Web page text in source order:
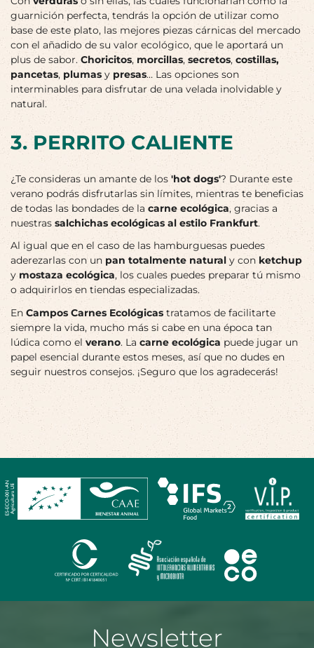
guarnición perfecta, tendrás la opción de utilizar como
base de este plato, las mejores piezas cárnicas del mercado
con el añadido de su valor ecológico, que le aportará un
plus de sabor. Choricitos, morcillas, secretos, costillas,
pancetas, plumas y presas… Las opciones son
interminables para disfrutar de una velada inolvidable y
natural.
3. PERRITO CALIENTE
¿Te consideras un amante de los 'hot dogs'? Durante este
verano podrás disfrutarlas sin límites, mientras te beneficias
de todas las bondades de la carne ecológica, gracias a
nuestras salchichas ecológicas al estilo Frankfurt.
Al igual que en el caso de las hamburguesas puedes
aderezarlas con un pan totalmente natural y con ketchup
ymostaza ecológica, los cuales puedes preparar tú mismo
o adquirirlos en tiendas especializadas.
En Campos Carnes Ecológicas tratamos de facilitarte
siempre la vida, mucho más si cabe en una época tan
lúdica como el verano. La carne ecológicapuede jugar un
papel esencial durante estos meses, así que no dudes en
seguir nuestros consejos. ¡Seguro que los agradecerás!
Newsletter